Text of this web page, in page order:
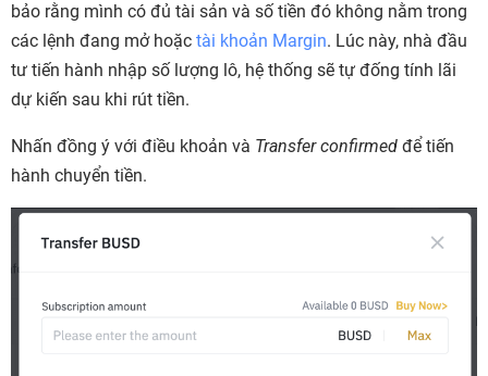
bảo rằng mình có đủ tài sản và số tiền đó không nằm trong
các lệnh đang mở hoặc tài khoản Margin. Lúc này, nhà đầu
tư tiến hành nhập số lượng lô, hệ thống sẽ tự đống tính lãi
dự kiến sau khi rút tiền.
Nhấn đồng ý với điều khoản và Transfer confirmed để tiến
hành chuyển tiền.